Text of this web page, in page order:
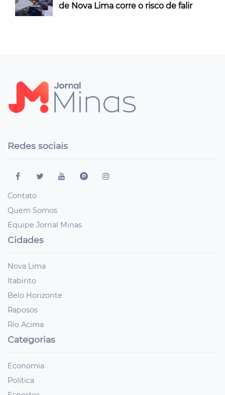
de Nova Lima corre o risco de falir
Redes sociais
Contato
Quem Somos
Equipe Jornal Minas
Cidades
Nova Lima
Itabirito
Belo Horizonte
Raposos
Rio Acima
Categorias
Economia
Política